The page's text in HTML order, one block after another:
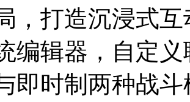
，打造沉浸式
编辑器，自定
即时制两种战